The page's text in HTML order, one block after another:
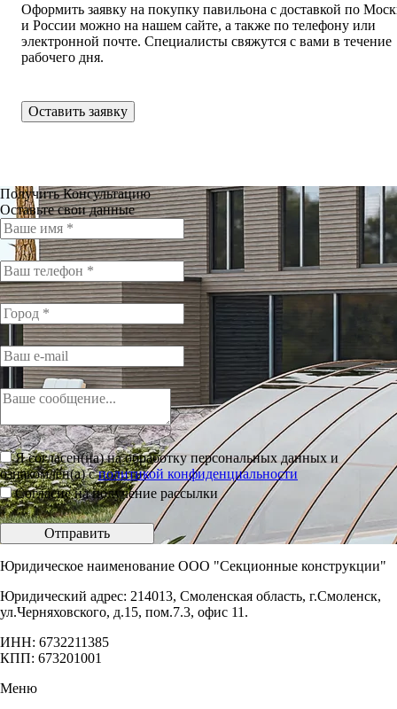
Оформить заявку на покупку павильона с доставкой по
и России можно на нашем сайте, а также по телефону или
электронной почте. Специалисты свяжутся с вами в течение
рабочего дня.
Оставить заявку
Получить Консультацию
Оставьте свои данные
Я согласен(на) на обработку персональных данных и
ознакомлен(а) сполитикой конфиденциальности
Согласие на получение рассылки
Отправить
Юридическое наименование ООО "Секционные конструкции"
Юридический адрес: 214013, Смоленская область, г.Смоленск,
ул.Черняховского, д.15, пом.7.3, офис 11.
ИНН: 6732211385
КПП: 673201001
Меню